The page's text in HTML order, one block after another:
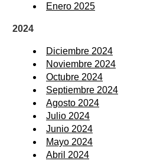
Enero 2025
2024
Diciembre 2024
Noviembre 2024
Octubre 2024
Septiembre 2024
Agosto 2024
Julio 2024
Junio 2024
Mayo 2024
Abril 2024